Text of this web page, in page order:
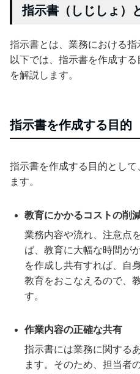
指示書（しじしょ）
指示書とは、業務における指
以下では、指示書を作成す
を解説します。
指示書を作成する目的
指示書を作成する目的とし
ます。
教育にかかるコストの削
業務内容や流れ、注意点
ば、教育に大幅な時間が
を作成し共有すれば、自
教育をおこなえるので、
す。
作業内容の正確な共有
指示書には業務に関する
ます。そのため、担当者